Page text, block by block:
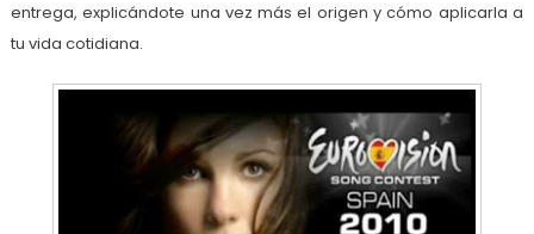
entrega, explicándote una vez más el origen y cómo aplicarla a
tu vida cotidiana.